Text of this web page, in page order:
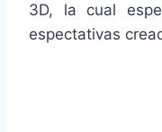
3D, la cual
espectativas